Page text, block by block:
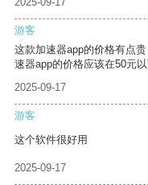
游客
这款加速器app的价格有点
速器app的价格应该在50元以
2025-09-17
游客
这个软件很好用
2025-09-17